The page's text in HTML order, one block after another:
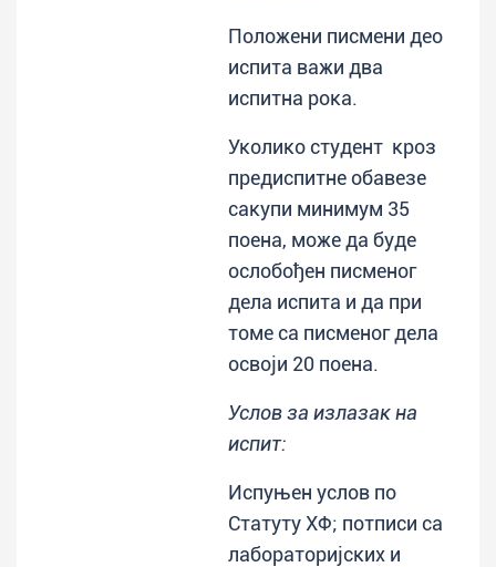
Положени писмени део
испита важи два
испитна рока.
Уколико студент кроз
предиспитне обавезе
сакупи минимум 35
поена, може да буде
ослобођен писменог
дела испита и да при
томе са писменог дела
освоји 20 поена.
Услов за излазак на
испит:
Испуњен услов по
Статуту ХФ; потписи са
лабораторијских и